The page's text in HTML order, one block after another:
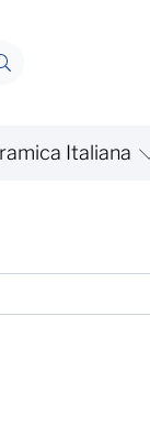
Italiana